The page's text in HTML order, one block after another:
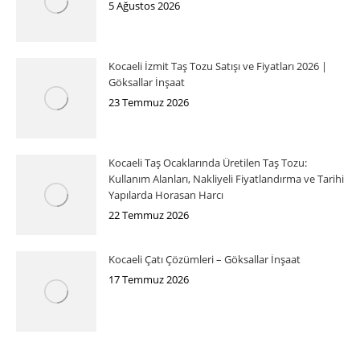
5 Ağustos 2026
Kocaeli İzmit Taş Tozu Satışı ve Fiyatları 2026 |
Göksallar İnşaat
23 Temmuz 2026
Kocaeli Taş Ocaklarında Üretilen Taş Tozu:
Kullanım Alanları, Nakliyeli Fiyatlandırma ve Tarihi
Yapılarda Horasan Harcı
22 Temmuz 2026
Kocaeli Çatı Çözümleri – Göksallar İnşaat
17 Temmuz 2026